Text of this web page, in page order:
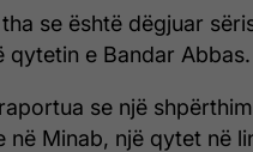
se është dëgjuar
qytetin e Bandar Abbas.
se një
në Minab, një qytet në